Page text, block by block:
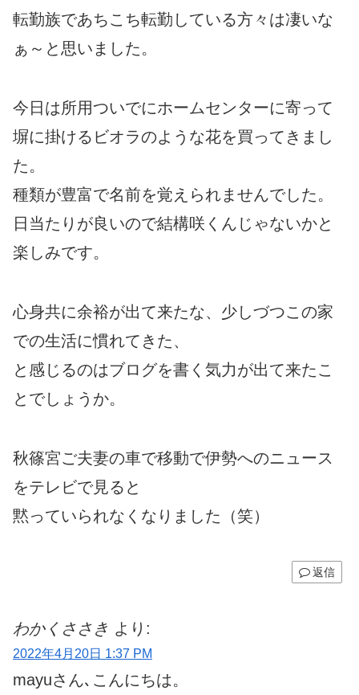
転勤族であちこち転勤している方々は凄いな
ぁ～と思いました。
今日は所用ついでにホームセンターに寄って
塀に掛けるビオラのような花を買ってきまし
た。
種類が豊富で名前を覚えられませんでした。
日当たりが良いので結構咲くんじゃないかと
楽しみです。
心身共に余裕が出て来たな、少しづつこの家
での生活に慣れてきた、
と感じるのはブログを書く気力が出て来たこ
とでしょうか。
秋篠宮ご夫妻の車で移動で伊勢へのニュース
をテレビで見ると
黙っていられなくなりました（笑）
返信
わかくささき より:
2022年4月20日 1:37 PM
mayuさん､こんにちは。